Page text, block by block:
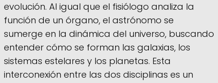
evolución. Al igual que el fisiólogo analiza la
función de un órgano, el astrónomo se
sumerge en la dinámica del universo, buscando
entender cómo se forman las galaxias, los
sistemas estelares y los planetas. Esta
interconexión entre las dos disciplinas es un